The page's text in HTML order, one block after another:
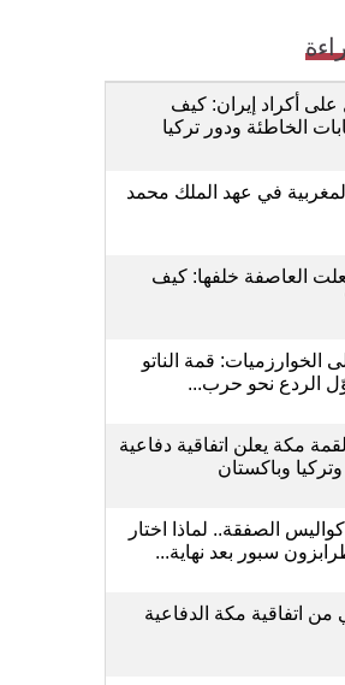
على أكراد إيران: كيف
الخاطئة ودور تركيا
المغربية في عهد الملك محمد
العاصفة خلفها: كيف
الخوارزميات: قمة الناتو
الردع نحو حرب...
مكة يعلن اتفاقية دفاعية
وباكستان
الصفقة.. لماذا اختار
سبور بعد نهاية...
من اتفاقية مكة الدفاعية